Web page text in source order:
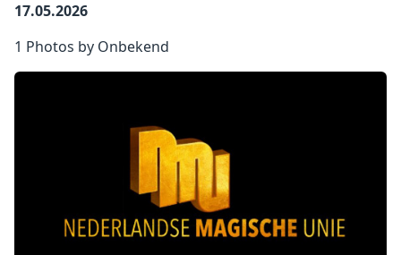
17.05.2026
1 Photos by Onbekend